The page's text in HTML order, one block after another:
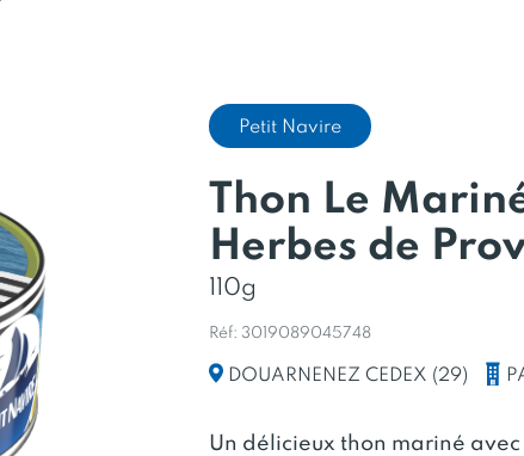
Petit Navire
Thon Le
Herbes de
110g
Réf: 3019089045748
DOUARNENEZ CEDEX (29)
Un délicieux thon mariné avec